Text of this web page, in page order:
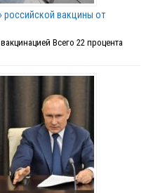
российской вакцины от
Всего 22 процента